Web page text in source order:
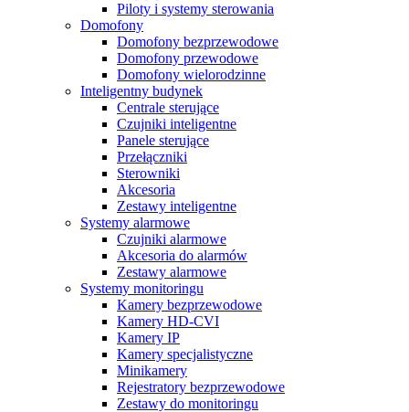
Piloty i systemy sterowania
Domofony
Domofony bezprzewodowe
Domofony przewodowe
Domofony wielorodzinne
Inteligentny budynek
Centrale sterujące
Czujniki inteligentne
Panele sterujące
Przełączniki
Sterowniki
Akcesoria
Zestawy inteligentne
Systemy alarmowe
Czujniki alarmowe
Akcesoria do alarmów
Zestawy alarmowe
Systemy monitoringu
Kamery bezprzewodowe
Kamery HD-CVI
Kamery IP
Kamery specjalistyczne
Minikamery
Rejestratory bezprzewodowe
Zestawy do monitoringu